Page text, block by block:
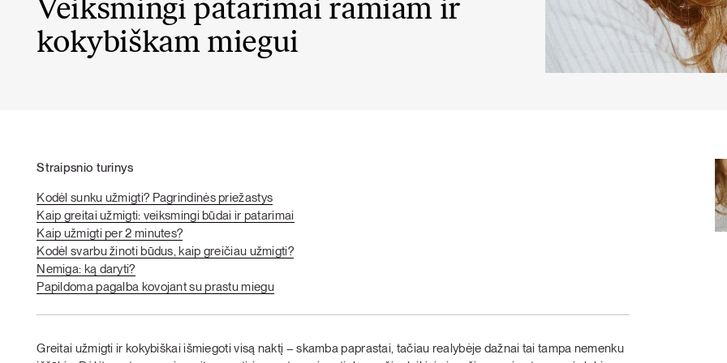
Veiksmingi patarimai ramiam ir
kokybiškam miegui
Straipsnio turinys
Kodėl sunku užmigti? Pagrindinės priežastys
Kaip greitai užmigti: veiksmingi būdai ir patarimai
Kaip užmigti per 2 minutes?
Kodėl svarbu žinoti būdus, kaip greičiau užmigti?
Nemiga: ką daryti?
Papildoma pagalba kovojant su prastu miegu
Greitai užmigti ir kokybiškai išmiegoti visą naktį – skamba paprastai, tačiau realybėje dažnai tai tampa nemenku